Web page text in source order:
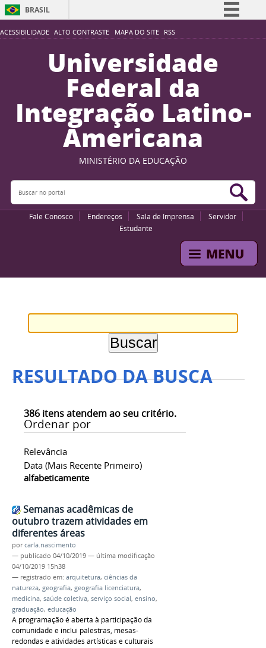
ACESSIBILIDADE ALTO CONTRASTE MAPA DO SITE RSS
BRASIL
Simplifique!
Participe
Acesso à informação
Legislação
Canais
Universidade
Federal da
Integração Latino-
Americana
MINISTÉRIO DA EDUCAÇÃO
Buscar no portal
Fale Conosco Endereços Sala de Imprensa
Servidor
Estudante
RESULTADO DA BUSCA
386 itens atendem ao seu critério.
Ordenar por
Relevância
Data (mais Recente Primeiro)
alfabeticamente
Semanas acadêmicas de
outubro trazem atividades em
diferentes áreas
porcarla.nascimento
— publicado 04/10/2019 — última modificação
04/10/2019 15h38
— registrado em: arquitetura, ciências da
natureza, geografia, geografia licenciatura,
medicina, saúde coletiva, serviço social, ensino,
graduação, educação
A programação é aberta à participação da
comunidade e inclui palestras, mesas-
redondas e atividades artísticas e culturais